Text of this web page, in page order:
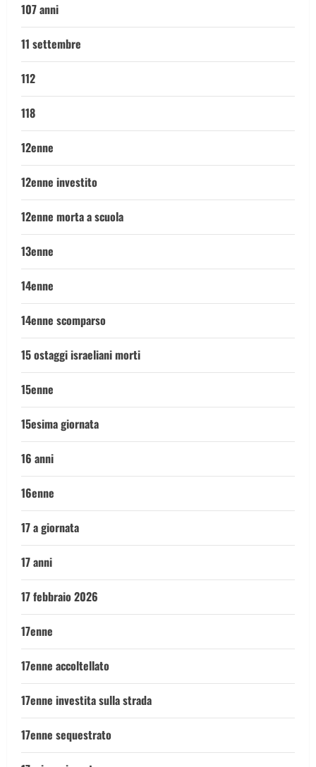
107 anni
11 settembre
112
118
12enne
12enne investito
12enne morta a scuola
13enne
14enne
14enne scomparso
15 ostaggi israeliani morti
15enne
15esima giornata
16 anni
16enne
17 a giornata
17 anni
17 febbraio 2026
17enne
17enne accoltellato
17enne investita sulla strada
17enne sequestrato